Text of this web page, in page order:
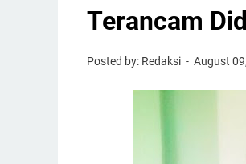
Terancam
Posted by: Redaksi August